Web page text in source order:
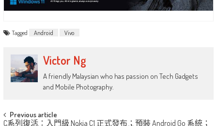
Tagged Android Vivo
Victor Ng
A friendly Malaysian who has passion on Tech Gadgets
and Mobile Photography.
Post
Previous article
C系列復活：入門級 Nokia C1 正式發布；預裝 Android Go 系統；